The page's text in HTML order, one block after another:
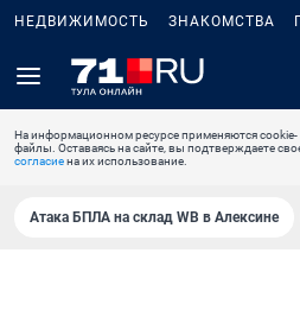
НЕДВИЖИМОСТЬ ЗНАКОМСТВА
На информационном ресурсе применяются cookie-
файлы. Оставаясь на сайте, вы подтверждаете
согласиена их использование.
Атака БПЛА на склад WB в Алексине